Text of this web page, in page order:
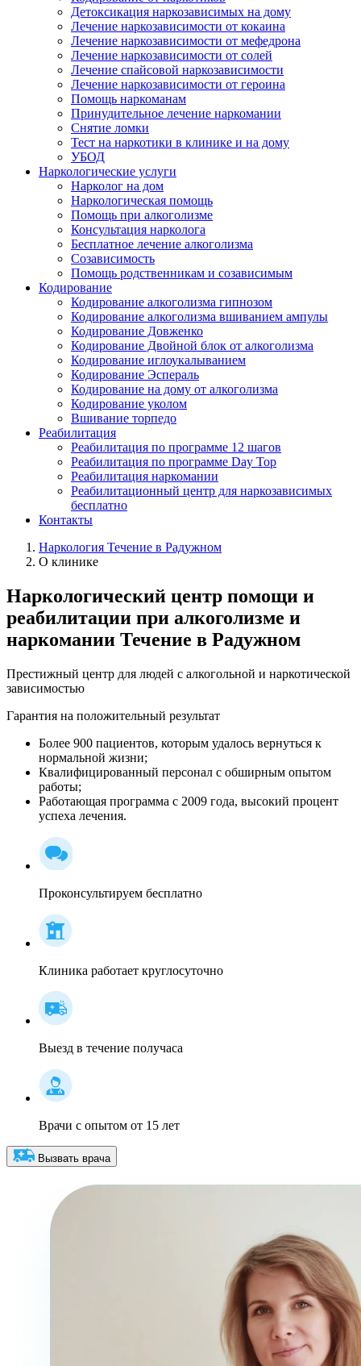
Детоксикация наркозависимых на дому
Лечение наркозависимости от кокаина
Лечение наркозависимости от мефедрона
Лечение наркозависимости от солей
Лечение спайсовой наркозависимости
Лечение наркозависимости от героина
Помощь наркоманам
Принудительное лечение наркомании
Снятие ломки
Тест на наркотики в клинике и на дому
УБОД
Наркологические услуги
Нарколог на дом
Наркологическая помощь
Помощь при алкоголизме
Консультация нарколога
Бесплатное лечение алкоголизма
Созависимость
Помощь родственникам и созависимым
Кодирование
Кодирование алкоголизма гипнозом
Кодирование алкоголизма вшиванием ампулы
Кодирование Довженко
Кодирование Двойной блок от алкоголизма
Кодирование иглоукалыванием
Кодирование Эспераль
Кодирование на дому от алкоголизма
Кодирование уколом
Вшивание торпедо
Реабилитация
Реабилитация по программе 12 шагов
Реабилитация по программе Day Top
Реабилитация наркомании
Реабилитационный центр для наркозависимых
бесплатно
Контакты
Наркология Течение в Радужном
О клинике
Наркологический центр помощи и
реабилитации при алкоголизме и
наркомании Течение в Радужном
Престижный центр для людей с алкогольной и наркотической
зависимостью
Гарантия на положительный результат
Более 900 пациентов, которым удалось вернуться к
нормальной жизни;
Квалифицированный персонал c обширным опытом
работы;
Работающая программа с 2009 года, высокий процент
успеха лечения.
Проконсультируем бесплатно
Клиника работает круглосуточно
Выезд в течение получаса
Врачи с опытом от 15 лет
Вызвать врача